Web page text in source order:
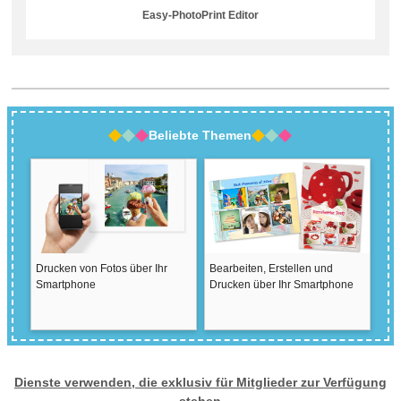
Easy-PhotoPrint Editor
Beliebte Themen
Drucken von Fotos über Ihr
Smartphone
Bearbeiten, Erstellen und
Drucken über Ihr Smartphone
Dienste verwenden, die exklusiv für Mitglieder zur Verfügung